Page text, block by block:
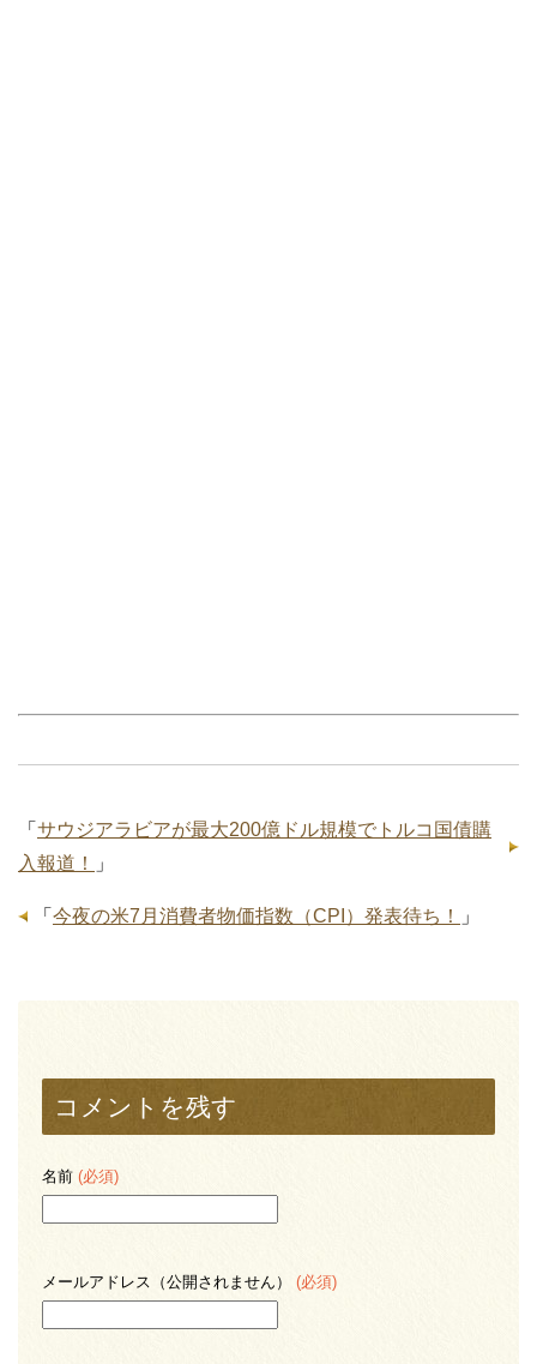
「 サウジアラビアが最大200億ドル規模でトルコ国債購
入報道！
」
「 今夜の米7月消費者物価指数（CPI）発表待ち！ 」
コメントを残す
名前 (必須)
メールアドレス（公開されません） (必須)